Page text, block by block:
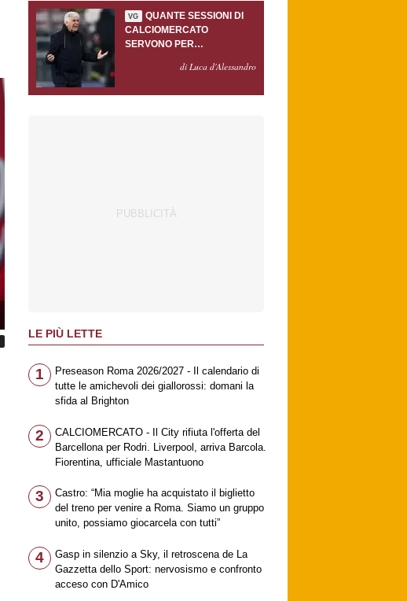
VG
QUANTE SESSIONI DI
CALCIOMERCATO
SERVONO PER
GASPERINI?di Luca d'Alessandro
LE PIÙ LETTE
1
Preseason Roma 2026/2027 - Il calendario di
tutte le amichevoli dei giallorossi: domani la
sfida al Brighton
2
CALCIOMERCATO - Il City rifiuta l'offerta del
Barcellona per Rodri. Liverpool, arriva Barcola.
Fiorentina, ufficiale Mastantuono
3
Castro: “Mia moglie ha acquistato il biglietto
del treno per venire a Roma. Siamo un gruppo
unito, possiamo giocarcela con tutti”
4
Gasp in silenzio a Sky, il retroscena de La
Gazzetta dello Sport: nervosismo e confronto
acceso con D'Amico